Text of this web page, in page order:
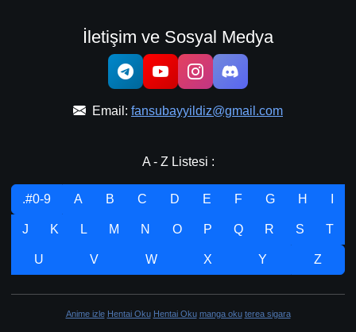
İletişim ve Sosyal Medya
Email: fansubayyildiz@gmail.com
A - Z Listesi :
.#0-9 A B C D E F G H
J K L M N O P Q R S T
U V W X Y Z
Anime izle Hentai Oku Hentai Oku manga oku terea sigara